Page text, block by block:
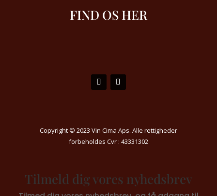
FIND OS HER
Copyright © 2023 Vin Cima Aps. Alle rettigheder
forbeholdes Cvr : 43331302
Tilmeld dig vores nyhedsbrev